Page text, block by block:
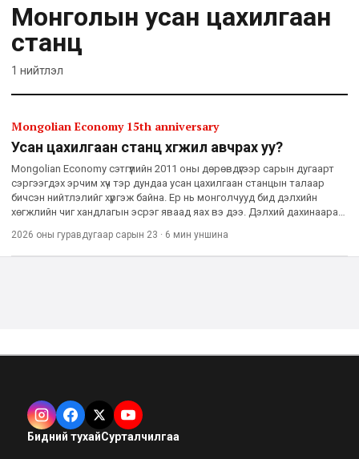
Монголын усан цахилгаан
станц
1 нийтлэл
Mongolian Economy 15th anniversary
Усан цахилгаан станц хөгжил авчрах уу?
Mongolian Economy сэтгүүлийн 2011 оны дөрөвдүгээр сарын дугаарт
сэргээгдэх эрчим хүч тэр дундаа усан цахилгаан станцын талаар
бичсэн нийтлэлийг хүргэж байна. Ер нь монголчууд бид дэлхийн
хөгжлийн чиг хандлагын эсрэг яваад яах вэ дээ. Дэлхий дахинаараа
2026 оны гуравдугаар сарын 23 · 6 мин уншина
Бидний тухайСурталчилгаа